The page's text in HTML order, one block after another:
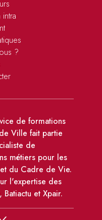
?
de formations
Ville fait partie
de
métiers pour les
du Cadre de Vie.
l'expertise des
et Xpair.